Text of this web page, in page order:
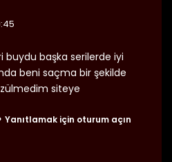
buydu başka serilerde iyi
beni saçma bir şekilde
siteye
Yanıtlamak için oturum açın